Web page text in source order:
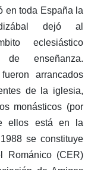
en toda España la
dejó al
eclesiástico
enseñanza.
arrancados
de la iglesia,
monásticos (por
ellos está en la
se constituye
Románico (CER)